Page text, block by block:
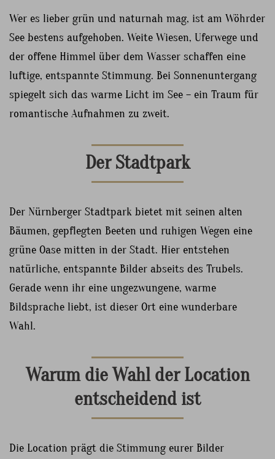
Wer es lieber grün und naturnah mag, ist am Wöhrder
See bestens aufgehoben. Weite Wiesen, Uferwege und
der offene Himmel über dem Wasser schaffen eine
luftige, entspannte Stimmung. Bei Sonnenuntergang
spiegelt sich das warme Licht im See – ein Traum für
romantische Aufnahmen zu zweit.
Der Stadtpark
Der Nürnberger Stadtpark bietet mit seinen alten
Bäumen, gepflegten Beeten und ruhigen Wegen eine
grüne Oase mitten in der Stadt. Hier entstehen
natürliche, entspannte Bilder abseits des Trubels.
Gerade wenn ihr eine ungezwungene, warme
Bildsprache liebt, ist dieser Ort eine wunderbare
Wahl.
Warum die Wahl der Location
entscheidend ist
Die Location prägt die Stimmung eurer Bilder